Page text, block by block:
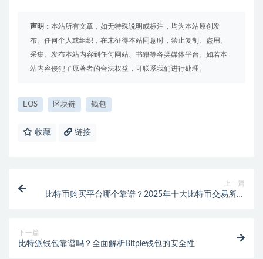
声明： 本站所有文章，如无特殊说明或标注，均为本站原创发
布。任何个人或组织，在未征得本站同意时，禁止复制、盗用、
采集、发布本站内容到任何网站、书籍等各类媒体平台。如若本
站内容侵犯了原著者的合法权益，可联系我们进行处理。
EOS 区块链 钱包
收藏 链接
上一篇
比特币购买平台哪个靠谱？2025年十大比特币交易所推
下一篇
比特派钱包靠谱吗？全面解析Bitpie钱包的安全性